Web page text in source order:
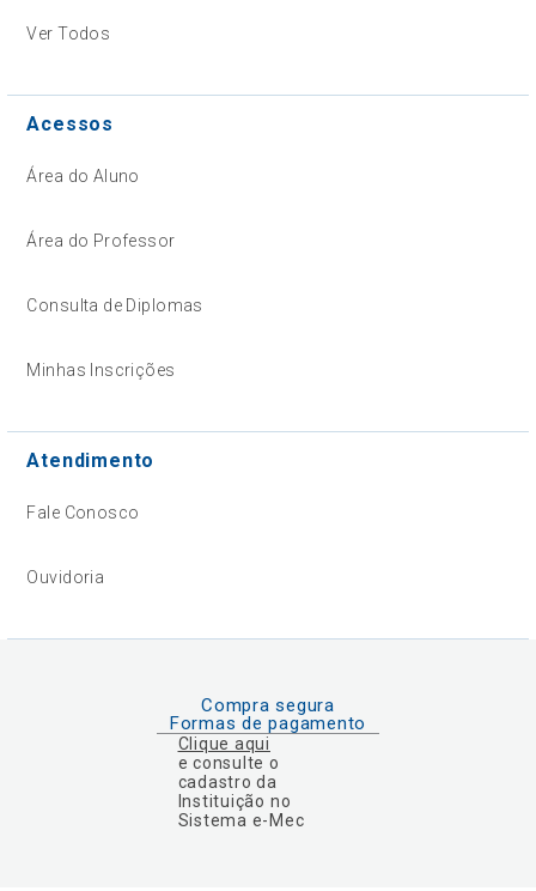
Ver Todos
Acessos
Área do Aluno
Área do Professor
Consulta de Diplomas
Minhas Inscrições
Atendimento
Fale Conosco
Ouvidoria
Compra segura
Formas de pagamento
Clique aqui
e consulte o
cadastro da
Instituição no
Sistema e-Mec